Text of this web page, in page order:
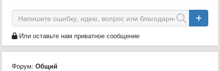
Или оставьте нам приватное сообщение
Форум: Общий